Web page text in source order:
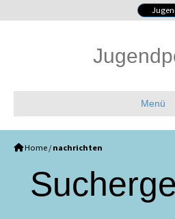
Menü
Home / nachrichten